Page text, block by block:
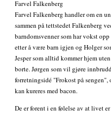
Farvel Falkenberg
Farvel Falkenberg handler om en
sammen på tettstedet Falkenberg
barndomsvenner som har vokst
etter å være barn igjen og Holger
Jesper som alltid kommer hjem
borte. Jørgen som vil gjøre
forretningsidé "Frokost på
kan kureres med bacon.
De er forent i en følelse av at livet